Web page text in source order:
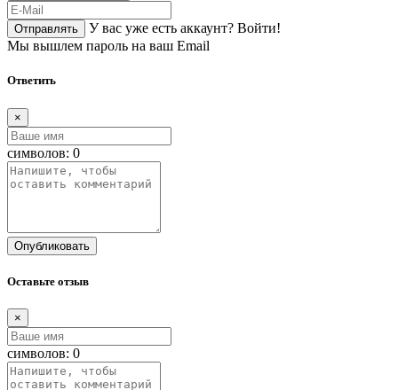
Отправлять У вас уже есть аккаунт? Войти!
Мы вышлем пароль на ваш Email
Ответить
×
символов: 0
Опубликовать
Оставьте отзыв
×
символов: 0